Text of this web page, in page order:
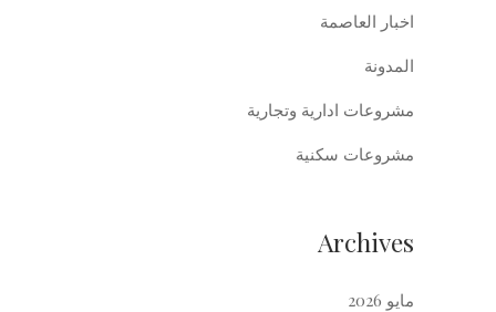
اخبار العاصمة
المدونة
مشروعات ادارية وتجارية
مشروعات سكنية
Archives
مايو 2026